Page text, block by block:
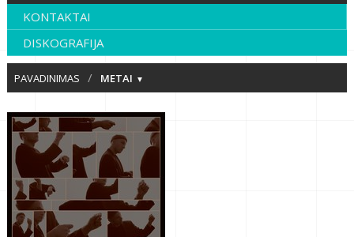
KONTAKTAI
DISKOGRAFIJA
PAVADINIMAS / METAI